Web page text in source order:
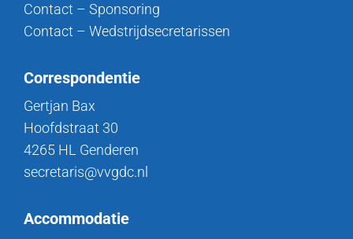
Contact – Sponsoring
Contact – Wedstrijdsecretarissen
Correspondentie
Gertjan Bax
Hoofdstraat 30
4265 HL Genderen
secretaris@vvgdc.nl
Accommodatie